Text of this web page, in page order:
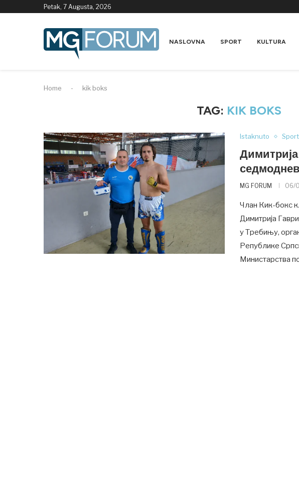
Petak, 7 Augusta, 2026
NASLOVNA SPORT KULTURA
Home - kik boks
TAG: KIK BOKS
Istaknuto Sport
MG FORUM 06/
Члан Кик-бокс
Димитрија
у Требињу,
Републике
Министарства